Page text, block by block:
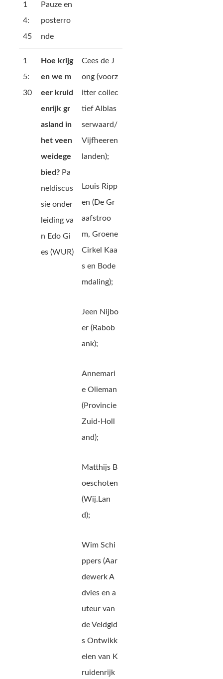
1
4:
45
Pauze en
posterro
nde
1
5:
30
Hoe krijg
en we m
eer kruid
enrijk gr
asland in
het veen
weidege
bied? Pa
neldiscus
sie onder
leiding va
n Edo Gi
es (WUR)
Cees de J
ong (voorz
itter collec
tief Alblas
serwaard/
Vijfheeren
landen);
Louis Ripp
en (De Gr
aafstroo
m, Groene
Cirkel Kaa
s en Bode
mdaling);
Jeen Nijbo
er (Rabob
ank);
Annemari
e Olieman
(Provincie
Zuid-Holl
and);
Matthijs B
oeschoten
(Wij.Lan
d);
Wim Schi
ppers (Aar
dewerk A
dvies en a
uteur van
de Veldgid
s Ontwikk
elen van K
ruidenrijk